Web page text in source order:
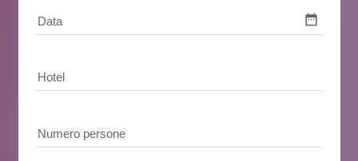
Data date_range
Hotel
Numero persone